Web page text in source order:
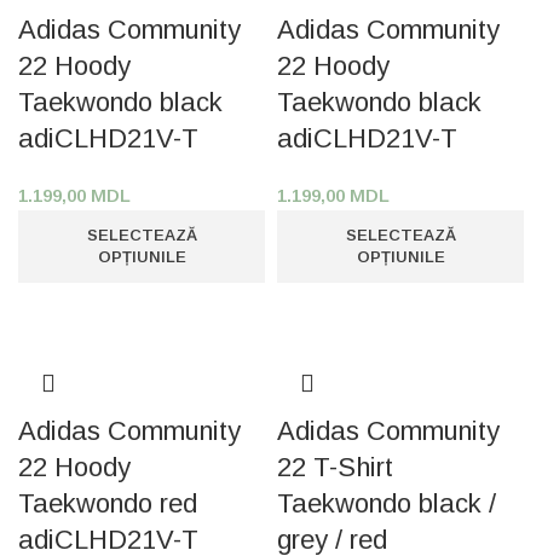
Adidas Community
22 Hoody
Taekwondo black
adiCLHD21V-T
1.199,00 MDL
SELECTEAZĂ
OPȚIUNILE
Adidas Community
22 Hoody
Taekwondo black
adiCLHD21V-T
1.199,00 MDL
SELECTEAZĂ
OPȚIUNILE
Adidas Community
22 Hoody
Taekwondo red
adiCLHD21V-T
Adidas Community
22 T-Shirt
Taekwondo black /
grey / red